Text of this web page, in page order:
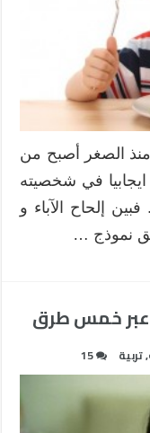
الصغر أصبح من
في شخصيته
إلحاح الآباء و
نموذج …
عبر خمس طرق
,تربية 15